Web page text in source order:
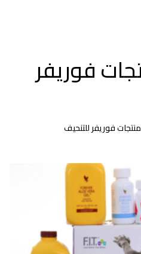
فوريفر
فوريفر للتنحيف